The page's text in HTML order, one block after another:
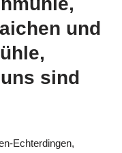
und
sind
Echterdingen,